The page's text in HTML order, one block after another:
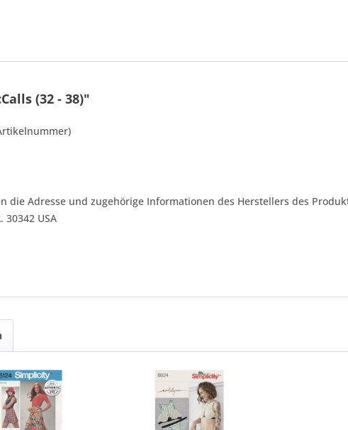
(32 - 38)"
die Adresse und zugehörige Informationen des Herstellers des
30342 USA